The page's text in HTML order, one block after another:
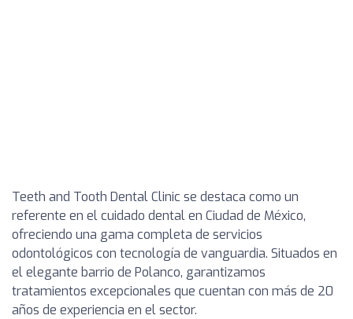
Teeth and Tooth Dental Clinic se destaca como un
referente en el cuidado dental en Ciudad de México,
ofreciendo una gama completa de servicios
odontológicos con tecnología de vanguardia. Situados en
el elegante barrio de Polanco, garantizamos
tratamientos excepcionales que cuentan con más de 20
años de experiencia en el sector.